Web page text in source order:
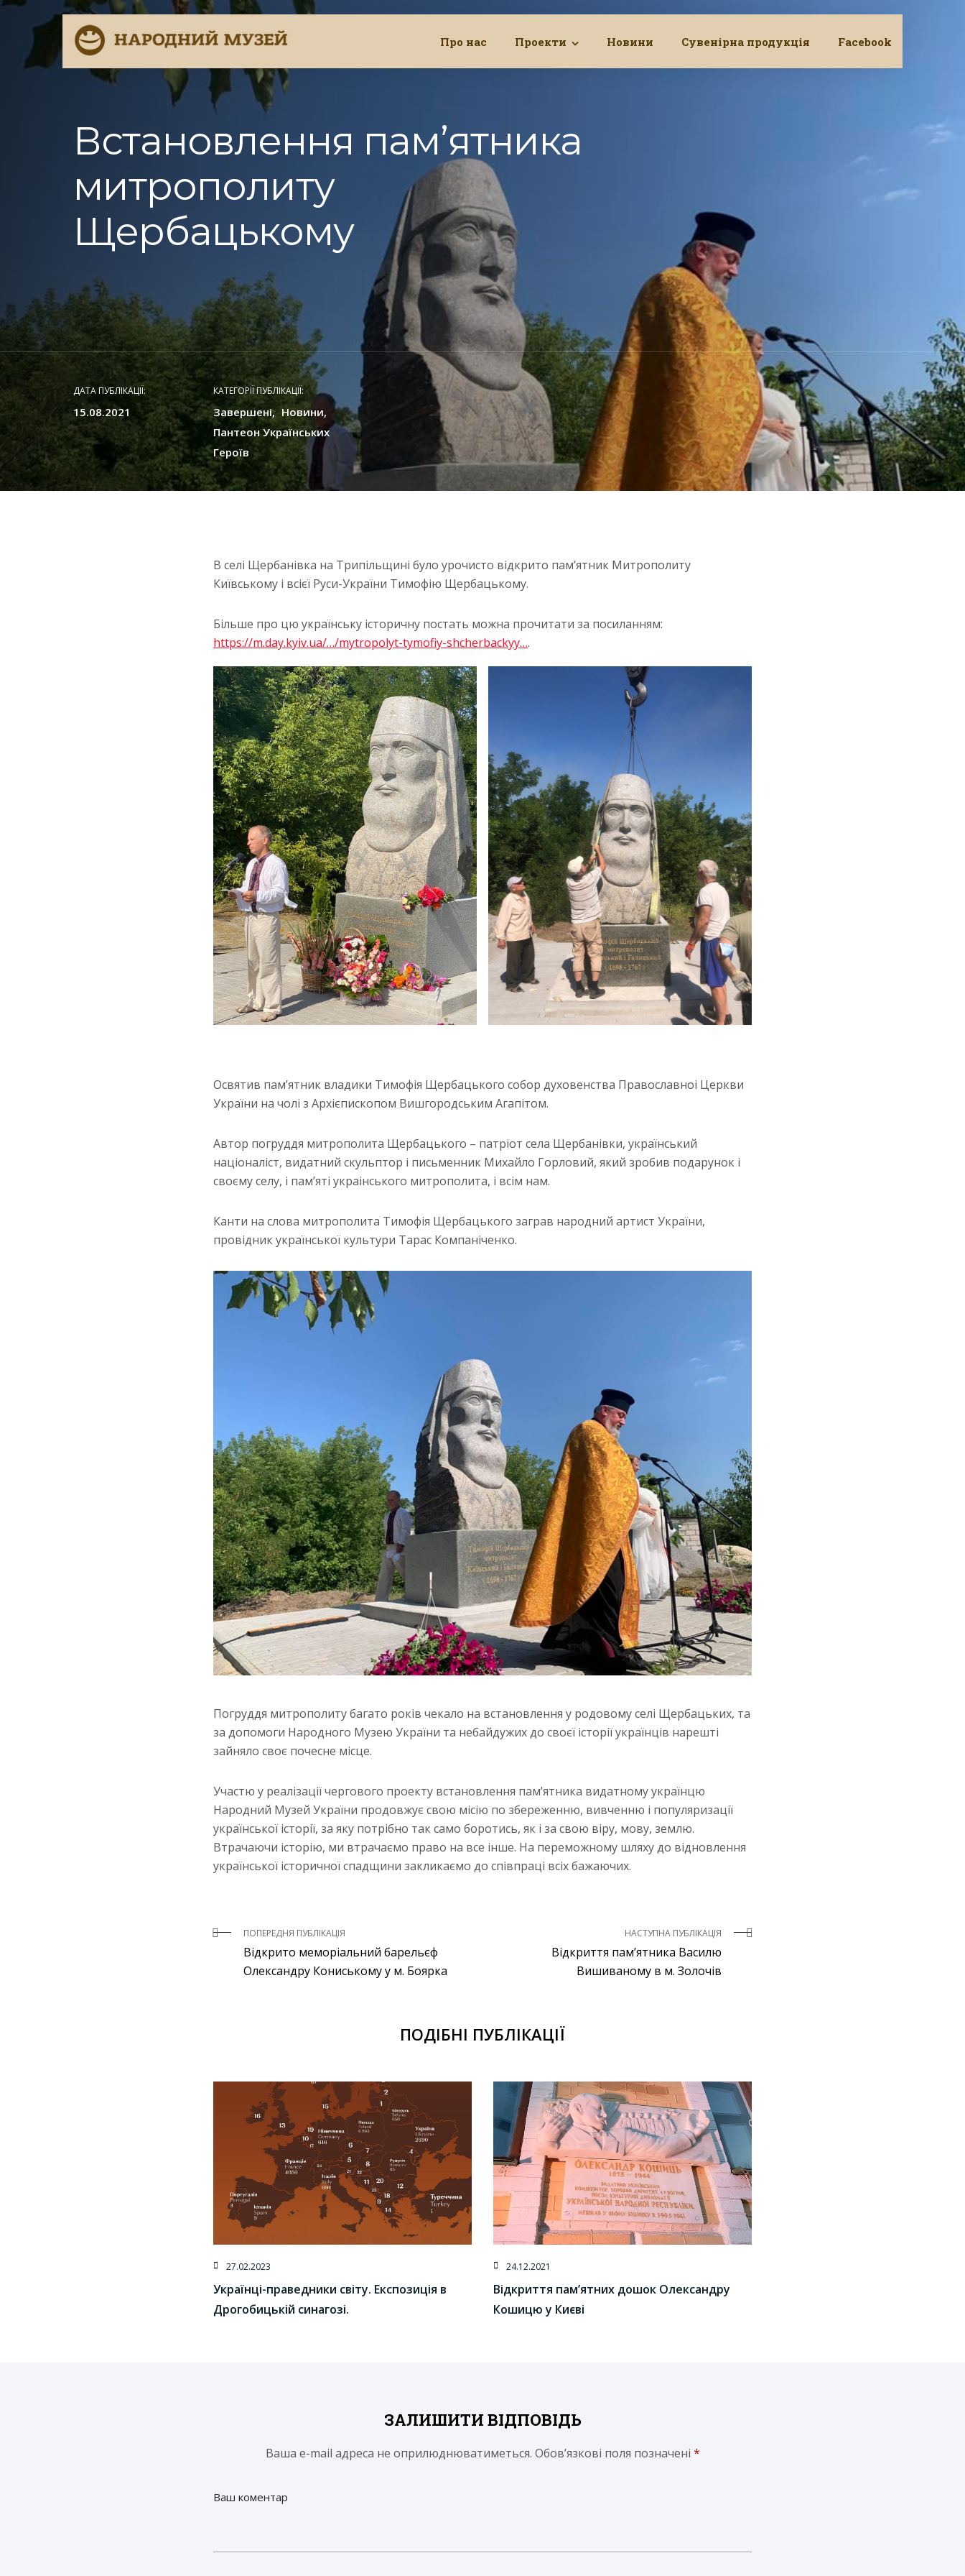
Про нас Проекти Новини Сувенірна продукція Facebook
Встановлення пам’ятника
митрополиту
Щербацькому
ДАТА ПУБЛІКАЦІЇ:
15.08.2021
КАТЕГОРІЇ ПУБЛІКАЦІЇ:
Завершені
Новини
Пантеон Українських
Героїв
В селі Щербанівка на Трипільщині було урочисто відкрито пам’ятник Митрополиту
Київському і всієї Руси-України Тимофію Щербацькому.
Більше про цю українську історичну постать можна прочитати за посиланням:
https://m.day.kyiv.ua/…/mytropolyt-tymofiy-shcherbackyy….
Освятив пам’ятник владики Тимофія Щербацького собор духовенства Православноі Церкви
України на чолі з Архієпископом Вишгородським Агапітом.
Автор погруддя митрополита Щербацького – патріот села Щербанівки, український
націоналіст, видатний скульптор і письменник Михайло Горловий, який зробив подарунок і
своєму селу, і пам’яті украінського митрополита, і всім нам.
Канти на слова митрополита Тимофія Щербацького заграв народний артист України,
провідник української культури Тарас Компаніченко.
Погруддя митрополиту багато років чекало на встановлення у родовому селі Щербацьких, та
за допомоги Народного Музею України та небайдужих до своєї історії українців нарешті
зайняло своє почесне місце.
Участю у реалізації чергового проекту встановлення пам’ятника видатному українцю
Народний Музей України продовжує свою місію по збереженню, вивченню і популяризації
української історії, за яку потрібно так само боротись, як і за свою віру, мову, землю.
Втрачаючи історію, ми втрачаємо право на все інше. На переможному шляху до відновлення
української історичної спадщини закликаємо до співпраці всіх бажаючих.
ПОПЕРЕДНЯ ПУБЛІКАЦІЯ
Відкрито меморіальний барельєф
Олександру Кониському у м. Боярка
НАСТУПНА ПУБЛІКАЦІЯ
Відкриття пам’ятника Василю
Вишиваному в м. Золочів
ПОДІБНІ ПУБЛІКАЦІЇ
27.02.2023
Українці-праведники світу. Експозиція в
Дрогобицькій синагозі.
24.12.2021
Відкриття пам’ятних дошок Олександру
Кошицю у Києві
ЗАЛИШИТИ ВІДПОВІДЬ
Ваша e-mail адреса не оприлюднюватиметься. Обов’язкові поля позначені *